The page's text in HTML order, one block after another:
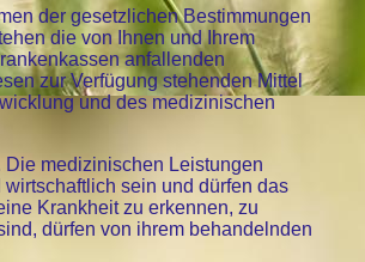
der gesetzlichen Bestimmungen
die von Ihnen und Ihrem
anfallenden
zur Verfügung stehenden Mittel
und des medizinischen
medizinischen Leistungen
sein und dürfen das
Krankheit zu erkennen, zu
dürfen von ihrem behandelnden